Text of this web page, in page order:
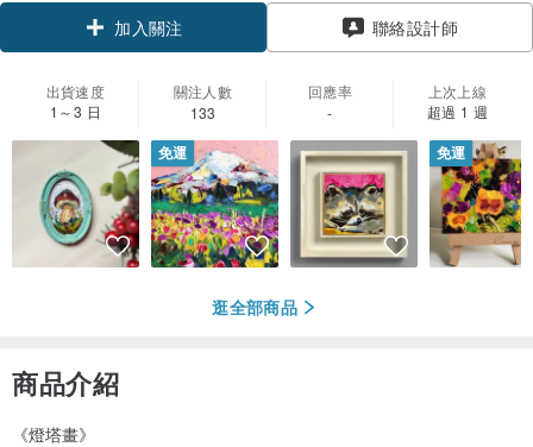
加入關注 聯絡設計師
出貨速度
1～3 日
關注人數
133
回應率
-
上次上線
超過 1 週
免運 免運
逛全部商品
商品介紹
《燈塔畫》